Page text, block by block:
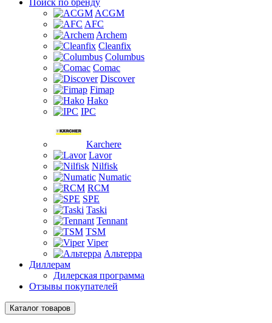
ACGM
AFC
Archem
Cleanfix
Columbus
Comac
Discover
Fimap
Hako
IPC
Karchere
Lavor
Nilfisk
Numatic
RCM
SPE
Taski
Tennant
TSM
Viper
Альтерра
Диллерам
Дилерская программа
Отзывы покупателей
Каталог товаров